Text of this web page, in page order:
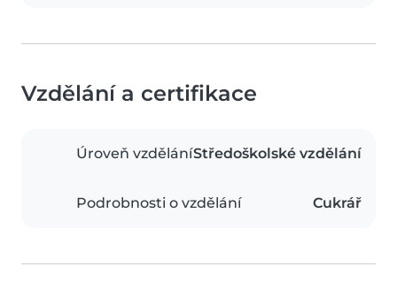
Vzdělání a certifikace
Úroveň vzděláníStředoškolské vzdělání
Podrobnosti o vzdělání Cukrář